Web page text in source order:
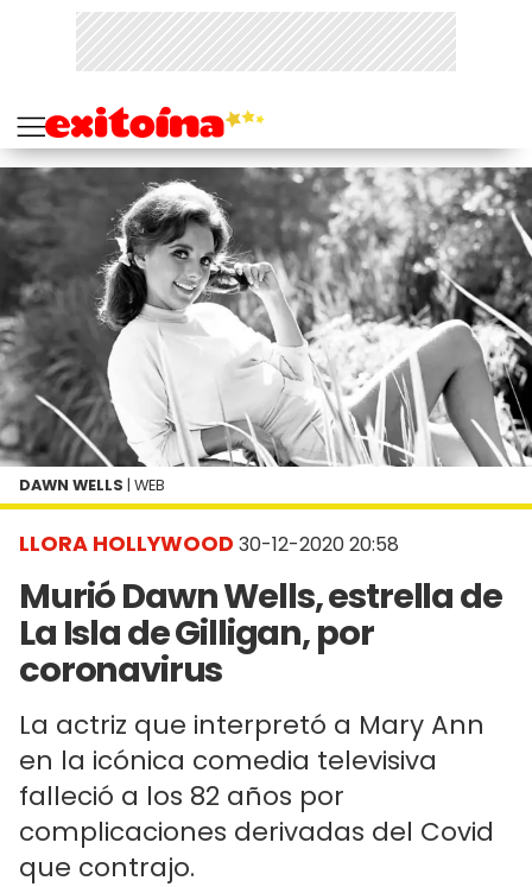
LLORA HOLLYWOOD 30-12-2020 20:58
Murió Dawn Wells, estrella de
La Isla de Gilligan, por
coronavirus
La actriz que interpretó a Mary Ann
en la icónica comedia televisiva
falleció a los 82 años por
complicaciones derivadas del Covid
que contrajo.
DAWN WELLS | WEB